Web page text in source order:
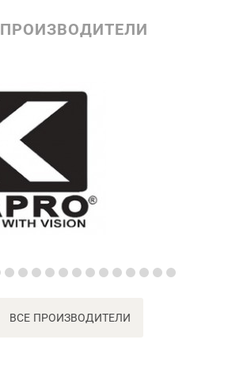
ПРОИЗВОДИТЕЛИ
ВСЕ ПРОИЗВОДИТЕЛИ